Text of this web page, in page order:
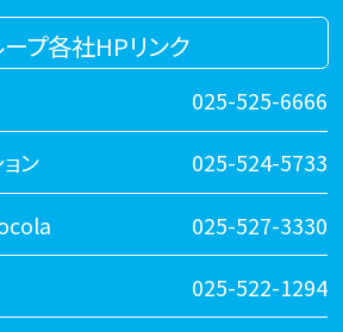
プ各社HPリンク
025-525-6666
ン 025-524-5733
025-527-3330
025-522-1294